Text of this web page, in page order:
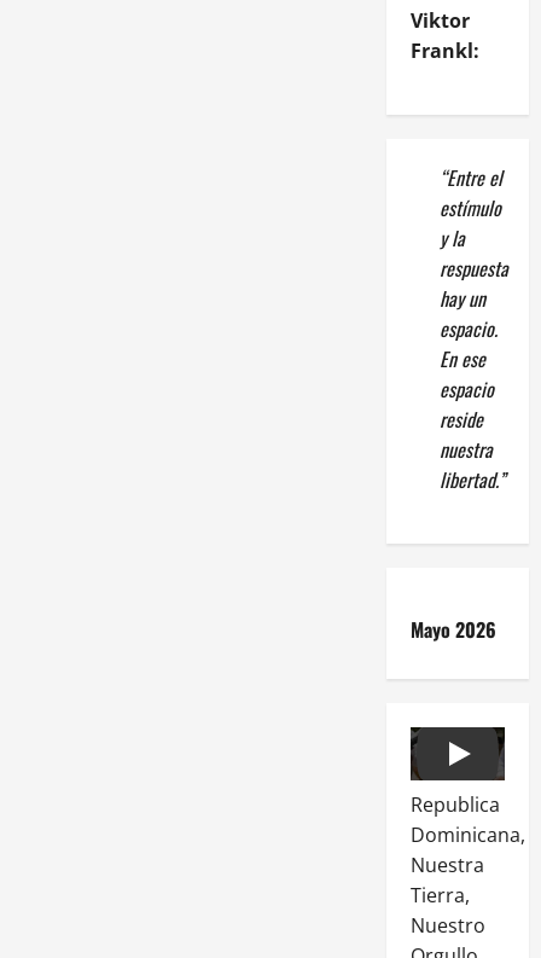
Viktor
Frankl:
“Entre el
estímulo
y la
respuesta
hay un
espacio.
En ese
espacio
reside
nuestra
libertad.”
Mayo 2026
Play
Republica
Dominicana,
Nuestra
Tierra,
Nuestro